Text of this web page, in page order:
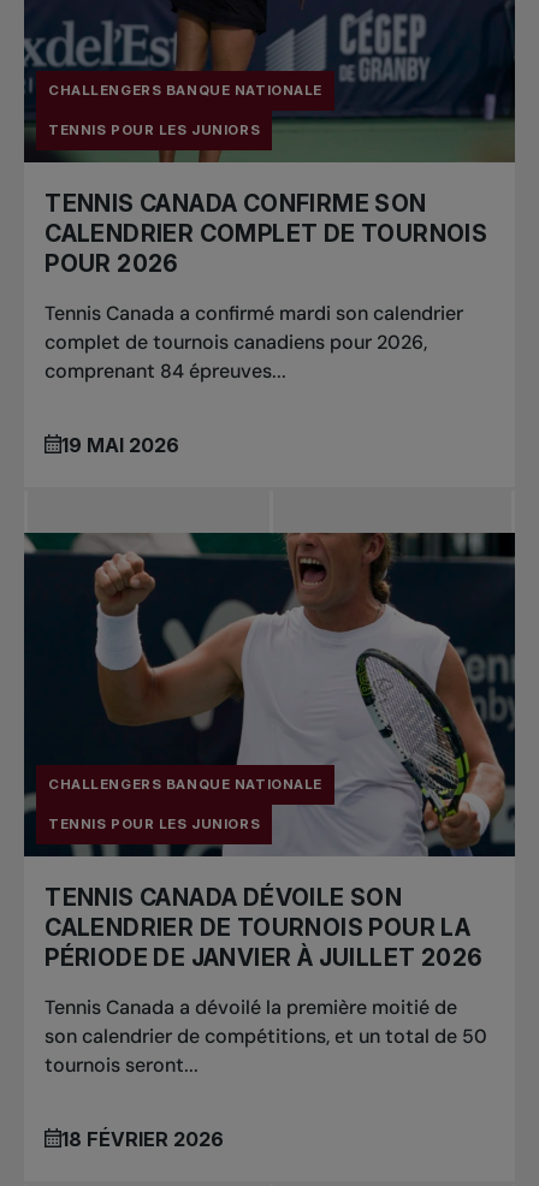
CHALLENGERS BANQUE NATIONALE
TENNIS POUR LES JUNIORS
TENNIS CANADA CONFIRME SON
CALENDRIER COMPLET DE TOURNOIS
POUR 2026
Tennis Canada a confirmé mardi son calendrier
complet de tournois canadiens pour 2026,
comprenant 84 épreuves...
19 MAI 2026
CHALLENGERS BANQUE NATIONALE
TENNIS POUR LES JUNIORS
TENNIS CANADA DÉVOILE SON
CALENDRIER DE TOURNOIS POUR LA
PÉRIODE DE JANVIER À JUILLET 2026
Tennis Canada a dévoilé la première moitié de
son calendrier de compétitions, et un total de 50
tournois seront...
18 FÉVRIER 2026